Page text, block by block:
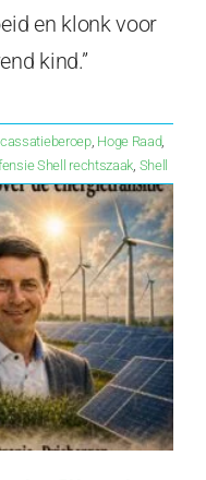
en klonk voor
kind.”
cassatieberoep, Hoge Raad,
Shell rechtszaak Shell